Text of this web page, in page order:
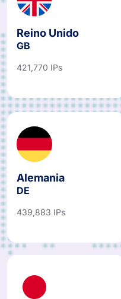
Reino Unido
GB
421,770 IPs
Alemania
DE
439,883 IPs